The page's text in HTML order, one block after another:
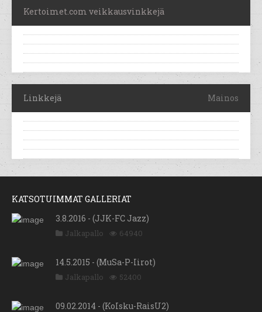
Kertoimet.com veikkausvinkkejä
Linkkejä Mainos
KATSOTUIMMAT GALLERIAT
3.8.2016 - (JJK-FC Jazz)
Jalkapallo 64940
14.5.2015 - (MuSa-P-Iirot)
Jalkapallo 52400
09.02.2014 - (KoIsku-RaisU2)